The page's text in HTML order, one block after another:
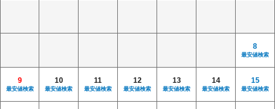
8
最安値検索
9
最安値検索
10
最安値検索
11
最安値検索
12
最安値検索
13
最安値検索
14
最安値検索
15
最安値検索